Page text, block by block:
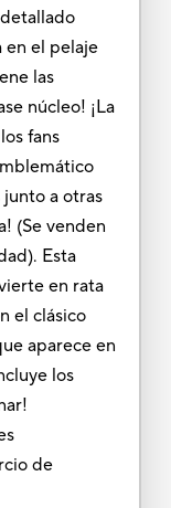
en el pelaje
las
núcleo! ¡La
fans
a otras
(Se venden
Esta
en rata
el clásico
aparece en
los
de